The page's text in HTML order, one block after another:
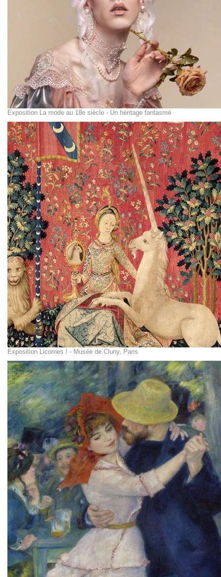
Exposition La mode au 18e siècle - Un héritage fantasmé
Exposition Licornes ! - Musée de Cluny, Paris